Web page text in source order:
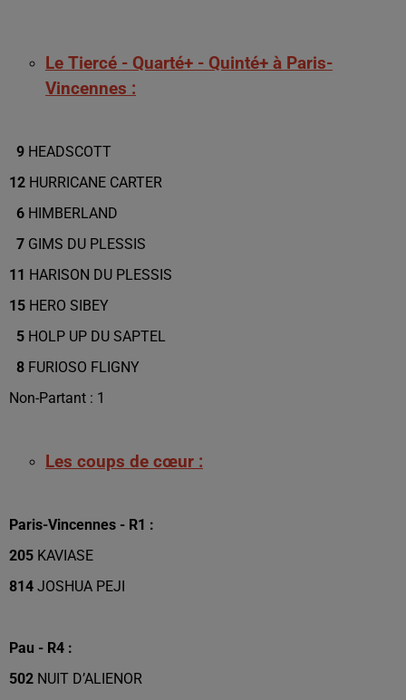
Le Tiercé - Quarté+ - Quinté+ à Paris-
Vincennes :
9 HEADSCOTT
12 HURRICANE CARTER
6 HIMBERLAND
7 GIMS DU PLESSIS
11 HARISON DU PLESSIS
15 HERO SIBEY
5 HOLP UP DU SAPTEL
8 FURIOSO FLIGNY
Non-Partant : 1
Les coups de cœur :
Paris-Vincennes - R1 :
205 KAVIASE
814 JOSHUA PEJI
Pau - R4 :
502 NUIT D’ALIENOR